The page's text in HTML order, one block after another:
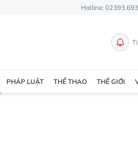
Hotline:
PHÁP LUẬT THỂ THAO THẾ GIỚI